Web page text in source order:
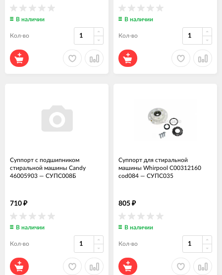
В наличии
Кол-во
В наличии
Кол-во
Суппорт с подшипником
стиральной машины Candy
46005903 — СУПС008Б
710 ₽
В наличии
Кол-во
Суппорт для стиральной
машины Whirpool C00312160
cod084 — СУПС035
805 ₽
В наличии
Кол-во